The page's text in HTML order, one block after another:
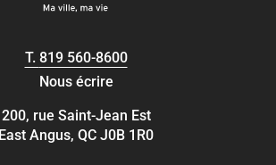
T. 819 560-8600
Nous écrire
200, rue Saint-Jean Est
East Angus, QC J0B 1R0